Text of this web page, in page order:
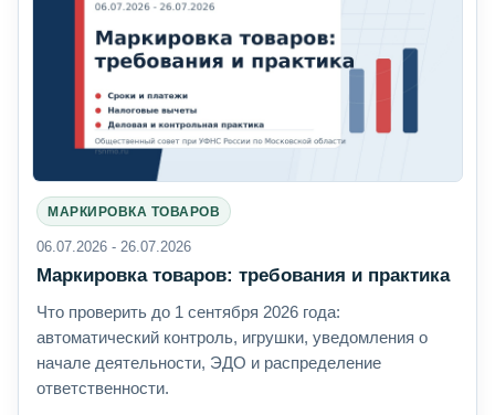
МАРКИРОВКА ТОВАРОВ
06.07.2026 - 26.07.2026
Маркировка товаров: требования и практика
Что проверить до 1 сентября 2026 года:
автоматический контроль, игрушки, уведомления о
начале деятельности, ЭДО и распределение
ответственности.